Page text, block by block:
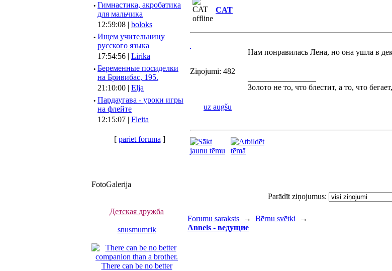
· Гимнастика, акробатика
для мальчика
12:59:08 | boloks
· Ищем учительницу
русского языка
17:54:56 | Lirika
· Беременные посиделки
на Бривибас, 195.
21:10:00 | Elja
· Пардаугава - уроки игры
на флейте
12:15:07 | Fleita
[ pāriet forumā ]
FotoGalerija
Детская дружба
snusmumrik
CAT
Ziņojumi: 482
Нам понравилась Лена, но она ушла в
Золото не то, что блестит, а то, что
uz augšu
Parādīt ziņojumus:
Forumu saraksts → Bērnu svētki →
Annels - ведущие